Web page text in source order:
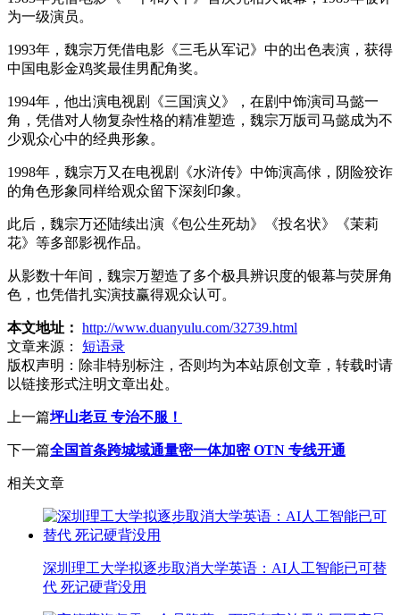
为一级演员。
1993年，魏宗万凭借电影《三毛从军记》中的出色表演，获得
中国电影金鸡奖最佳男配角奖。
1994年，他出演电视剧《三国演义》，在剧中饰演司马懿一
角，凭借对人物复杂性格的精准塑造，魏宗万版司马懿成为不
少观众心中的经典形象。
1998年，魏宗万又在电视剧《水浒传》中饰演高俅，阴险狡诈
的角色形象同样给观众留下深刻印象。
此后，魏宗万还陆续出演《包公生死劫》《投名状》《茉莉
花》等多部影视作品。
从影数十年间，魏宗万塑造了多个极具辨识度的银幕与荧屏角
色，也凭借扎实演技赢得观众认可。
本文地址： http://www.duanyulu.com/32739.html
文章来源：
短语录
版权声明： 除非特别标注，否则均为本站原创文章，转载时请
以链接形式注明文章出处。
上一篇坪山老豆 专治不服！
下一篇全国首条跨城域通量密一体加密 OTN 专线开通
相关文章
深圳理工大学拟逐步取消大学英语：AI人工智能已可替
代 死记硬背没用